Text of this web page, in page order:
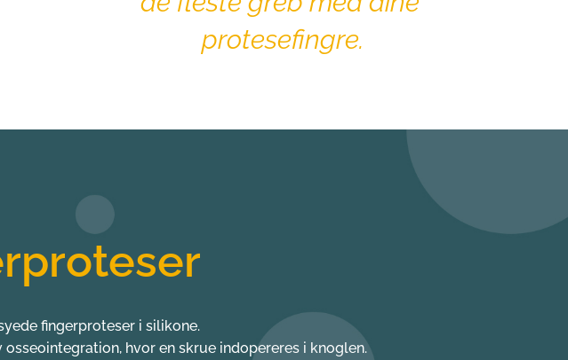
protesefingre.
fingerproteser i silikone.
hvor en skrue indopereres i knoglen.